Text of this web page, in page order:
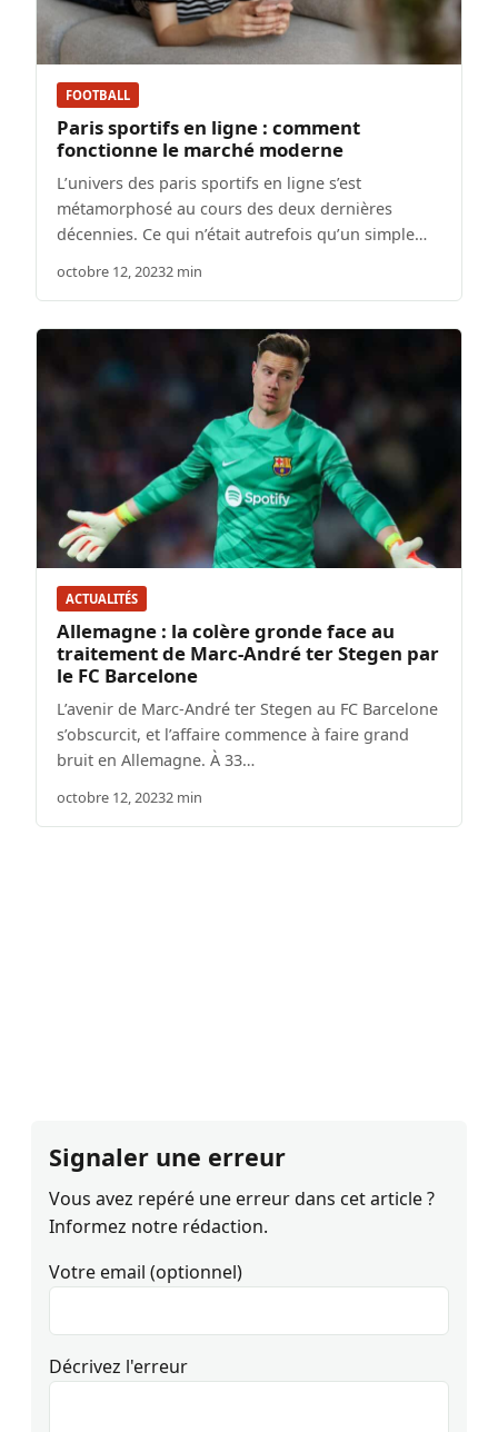
FOOTBALL
Paris sportifs en ligne : comment
fonctionne le marché moderne
L’univers des paris sportifs en ligne s’est
métamorphosé au cours des deux dernières
décennies. Ce qui n’était autrefois qu’un simple…
octobre 12, 20232 min
ACTUALITÉS
Allemagne : la colère gronde face au
traitement de Marc-André ter Stegen par
le FC Barcelone
L’avenir de Marc-André ter Stegen au FC Barcelone
s’obscurcit, et l’affaire commence à faire grand
bruit en Allemagne. À 33…
octobre 12, 20232 min
Signaler une erreur
Vous avez repéré une erreur dans cet article ?
Informez notre rédaction.
Votre email (optionnel)
Décrivez l'erreur